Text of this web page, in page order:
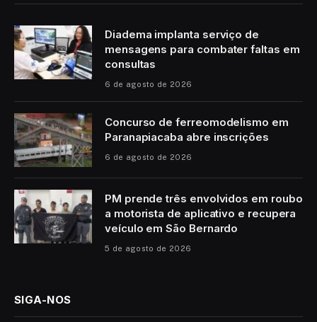
Diadema implanta serviço de
mensagens para combater faltas em
consultas
6 de agosto de 2026
Concurso de ferreomodelismo em
Paranapiacaba abre inscrições
6 de agosto de 2026
PM prende três envolvidos em roubo
a motorista de aplicativo e recupera
veículo em São Bernardo
5 de agosto de 2026
SIGA-NOS